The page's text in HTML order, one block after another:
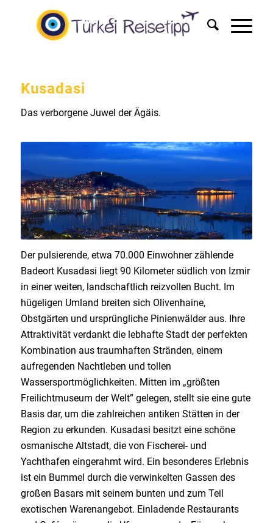
Kusadasi
Das verborgene Juwel der Ägäis.
Der pulsierende, etwa 70.000 Einwohner zählende
Badeort Kusadasi liegt 90 Kilometer südlich von Izmir
in einer weiten, landschaftlich reizvollen Bucht. Im
hügeligen Umland breiten sich Olivenhaine,
Obstgärten und ursprüngliche Pinienwälder aus. Ihre
Attraktivität verdankt die lebhafte Stadt der perfekten
Kombination aus traumhaften Stränden, einem
aufregenden Nachtleben und tollen
Wassersportmöglichkeiten. Mitten im „größten
Freilichtmuseum der Welt” gelegen, stellt sie eine gute
Basis dar, um die zahlreichen antiken Stätten in der
Region zu erkunden. Kusadasi besitzt eine schöne
osmanische Altstadt, die von Fischerei- und
Yachthafen eingerahmt wird. Ein besonderes Erlebnis
ist ein Bummel durch die verwinkelten Gassen des
großen Basars mit seinem bunten und zum Teil
exotischen Warenangebot. Einladende Restaurants